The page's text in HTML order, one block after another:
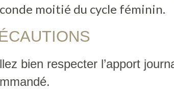
moitié du cycle féminin.
bien respecter l’apport